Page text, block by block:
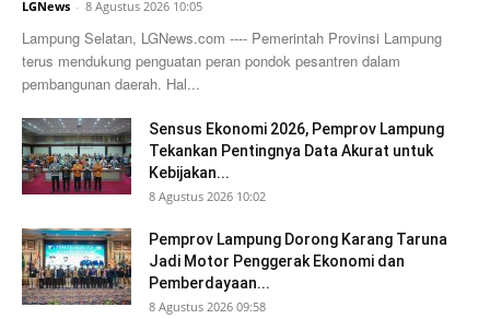
LGNews - 8 Agustus 2026 10:05
Lampung Selatan, LGNews.com ---- Pemerintah Provinsi Lampung
terus mendukung penguatan peran pondok pesantren dalam
pembangunan daerah. Hal...
Sensus Ekonomi 2026, Pemprov Lampung
Tekankan Pentingnya Data Akurat untuk
Kebijakan...
8 Agustus 2026 10:02
Pemprov Lampung Dorong Karang Taruna
Jadi Motor Penggerak Ekonomi dan
Pemberdayaan...
8 Agustus 2026 09:58